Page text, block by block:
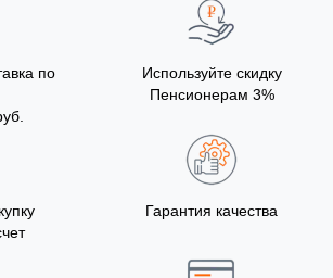
по
Используйте скидку
Пенсионерам 3%
Гарантия качества